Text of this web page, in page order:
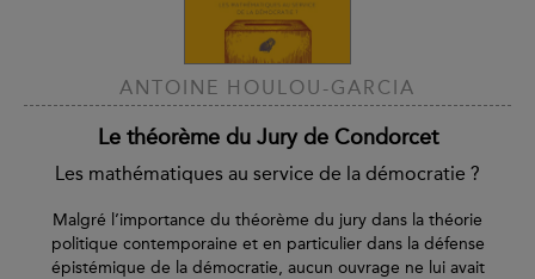
ANTOINE HOULOU-GARCIA
Le théorème du Jury de Condorcet
Les mathématiques au service de la démocratie ?
Malgré l’importance du théorème du jury dans la théorie
politique contemporaine et en particulier dans la défense
épistémique de la démocratie, aucun ouvrage ne lui avait